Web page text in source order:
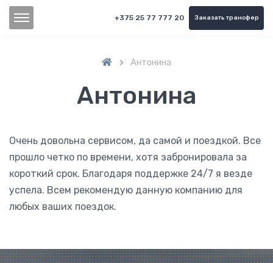
+375 25 77 777 20 Заказать трансфер
 Антонина
Антонина
Очень довольна сервисом, да самой и поездкой. Все
прошло четко по времени, хотя забронировала за
короткий срок. Благодаря поддержке 24/7 я везде
успела. Всем рекомендую данную компанию для
любых ваших поездок.